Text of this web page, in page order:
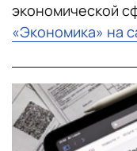
экономической
«Экономика» на